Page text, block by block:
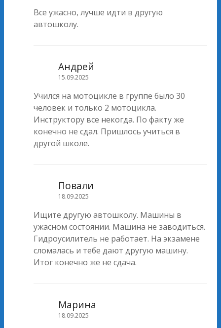
Все ужасно, лучше идти в другую
автошколу.
Андрей
15.09.2025
Учился на мотоцикле в группе было 30
человек и только 2 мотоцикла.
Инструктору все некогда. По факту же
конечно не сдал. Пришлось учиться в
другой школе.
Повали
18.09.2025
Ищите другую автошколу. Машины в
ужасном состоянии. Машина не заводиться.
Гидроусилитель не работает. На экзамене
сломалась и тебе дают другую машину.
Итог конечно же не сдача.
Марина
18.09.2025